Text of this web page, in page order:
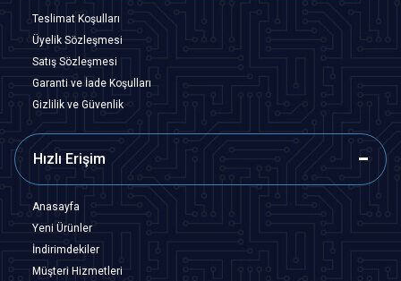
Teslimat Koşulları
Üyelik Sözleşmesi
Satış Sözleşmesi
Garanti ve İade Koşulları
Gizlilik ve Güvenlik
Hızlı Erişim
Anasayfa
Yeni Ürünler
İndirimdekiler
Müşteri Hizmetleri